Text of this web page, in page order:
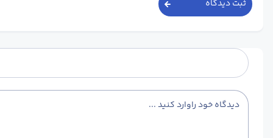
ثبت دیدگاه